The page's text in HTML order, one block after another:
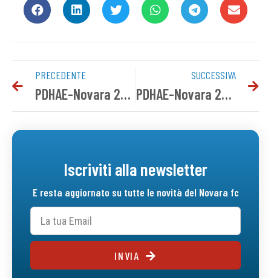
PRECEDENTE
PDHAE-Novara 2-2 | Tabellino del match
SUCCESSIVA
PDHAE-Novara 2-2 | Gallery
Iscriviti alla newsletter
E resta aggiornato su tutte le novità del Novara fc
INVIA